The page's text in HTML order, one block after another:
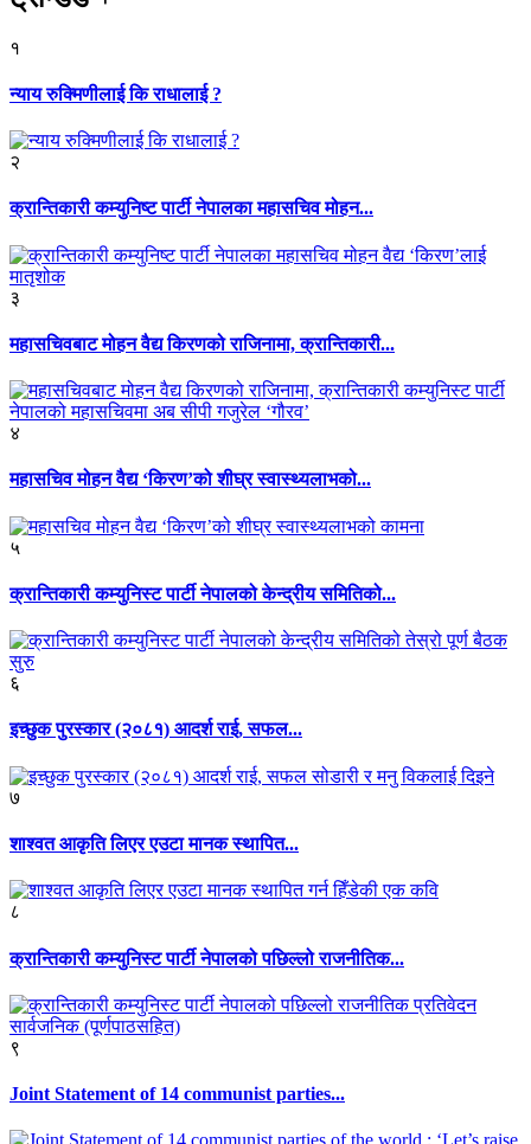
१
न्याय रुक्मिणीलाई कि राधालाई ?
२
क्रान्तिकारी कम्युनिष्ट पार्टी नेपालका महासचिव मोहन...
३
महासचिवबाट मोहन वैद्य किरणको राजिनामा, क्रान्तिकारी...
४
महासचिव मोहन वैद्य ‘किरण’को शीघ्र स्वास्थ्यलाभको...
५
क्रान्तिकारी कम्युनिस्ट पार्टी नेपालको केन्द्रीय समितिको...
६
इच्छुक पुरस्कार (२०८१) आदर्श राई, सफल...
७
शाश्वत आकृति लिएर एउटा मानक स्थापित...
८
क्रान्तिकारी कम्युनिस्ट पार्टी नेपालको पछिल्लो राजनीतिक...
९
Joint Statement of 14 communist parties...